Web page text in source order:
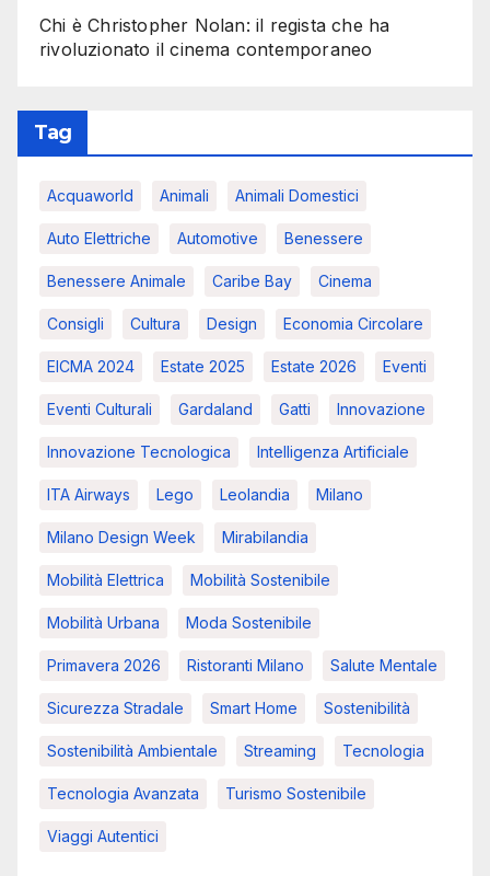
Chi è Christopher Nolan: il regista che ha
rivoluzionato il cinema contemporaneo
Tag
Acquaworld Animali Animali Domestici
Auto Elettriche Automotive Benessere
Benessere Animale Caribe Bay Cinema
Consigli Cultura Design Economia Circolare
EICMA 2024 Estate 2025 Estate 2026 Eventi
Eventi Culturali Gardaland Gatti Innovazione
Innovazione Tecnologica Intelligenza Artificiale
ITA Airways Lego Leolandia Milano
Milano Design Week Mirabilandia
Mobilità Elettrica Mobilità Sostenibile
Mobilità Urbana Moda Sostenibile
Primavera 2026 Ristoranti Milano Salute Mentale
Sicurezza Stradale Smart Home Sostenibilità
Sostenibilità Ambientale Streaming Tecnologia
Tecnologia Avanzata Turismo Sostenibile
Viaggi Autentici